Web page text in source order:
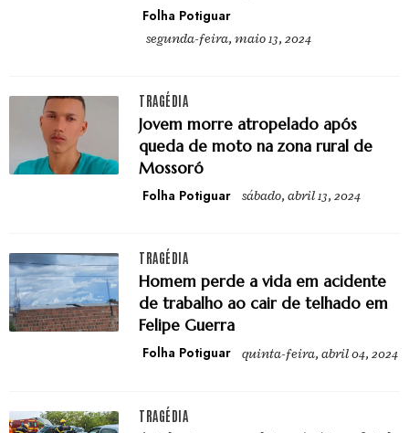
Folha Potiguar
segunda-feira, maio 13, 2024
TRAGÉDIA
Jovem morre atropelado após
queda de moto na zona rural de
Mossoró
Folha Potiguar sábado, abril 13, 2024
TRAGÉDIA
Homem perde a vida em acidente
de trabalho ao cair de telhado em
Felipe Guerra
Folha Potiguar quinta-feira, abril 04, 2024
TRAGÉDIA